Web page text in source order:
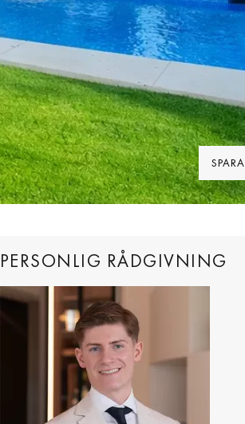
SPARA
PERSONLIG RÅDGIVNING